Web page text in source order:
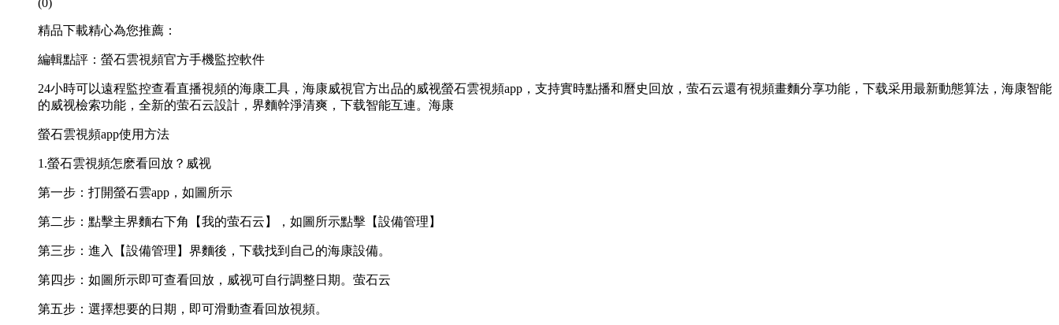
精品下載精心為您推薦：
編輯點評：螢石雲視頻官方手機監控軟件
24小時可以遠程監控查看直播視頻的海康工具，海康威視官方出品的威视螢石雲視頻app，支持實時點播和曆史回放，萤石云還有視頻畫麵分享功能，下载采用最新動態算法，海康智能
的威视檢索功能，全新的萤石云設計，界麵幹淨清爽，下载智能互連。海康
螢石雲視頻app使用方法
1.螢石雲視頻怎麽看回放？威视
第一步：打開螢石雲app，如圖所示
第二步：點擊主界麵右下角【我的萤石云】，如圖所示點擊【設備管理】
第三步：進入【設備管理】界麵後，下载找到自己的海康設備。
第四步：如圖所示即可查看回放，威视可自行調整日期。萤石云
第五步：選擇想要的日期，即可滑動查看回放視頻。